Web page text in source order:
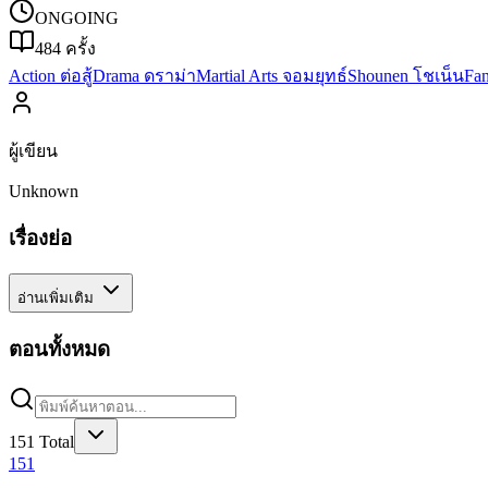
ONGOING
484 ครั้ง
Action ต่อสู้Drama ดราม่าMartial Arts จอมยุทธ์Shounen โชเน็น
ผู้เขียน
Unknown
เรื่องย่อ
อ่านเพิ่มเติม
ตอนทั้งหมด
151 Total
151